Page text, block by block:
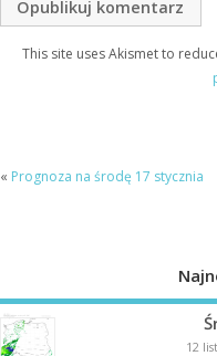
This site uses Akismet to
« Prognoza na środę 17 stycznia
12